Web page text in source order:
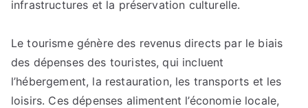
infrastructures et la préservation culturelle.
Le tourisme génère des revenus directs par le biais
des dépenses des touristes, qui incluent
l’hébergement, la restauration, les transports et les
loisirs. Ces dépenses alimentent l’économie locale,